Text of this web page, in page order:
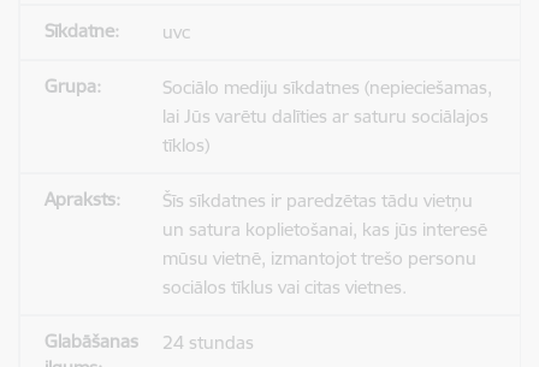
uvc
Sociālo mediju sīkdatnes (nepieciešamas,
lai Jūs varētu dalīties ar saturu sociālajos
tīklos)
Šīs sīkdatnes ir paredzētas tādu vietņu
un satura koplietošanai, kas jūs interesē
mūsu vietnē, izmantojot trešo personu
sociālos tīklus vai citas vietnes.
24 stundas